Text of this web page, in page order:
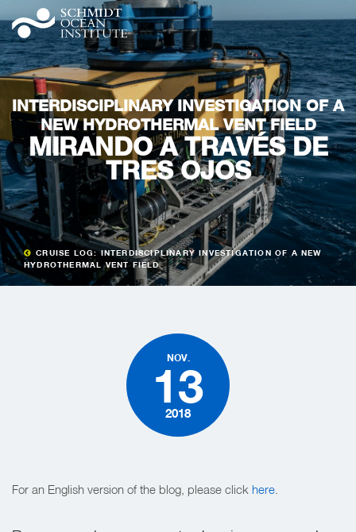
INTERDISCIPLINARY INVESTIGATION OF A
NEW HYDROTHERMAL VENT FIELD
MIRANDO A TRAVÉS DE
TRES OJOS
CRUISE LOG: INTERDISCIPLINARY INVESTIGATION OF A NEW
HYDROTHERMAL VENT FIELD
NOV.
13
2018
For an English version of the blog, please click here